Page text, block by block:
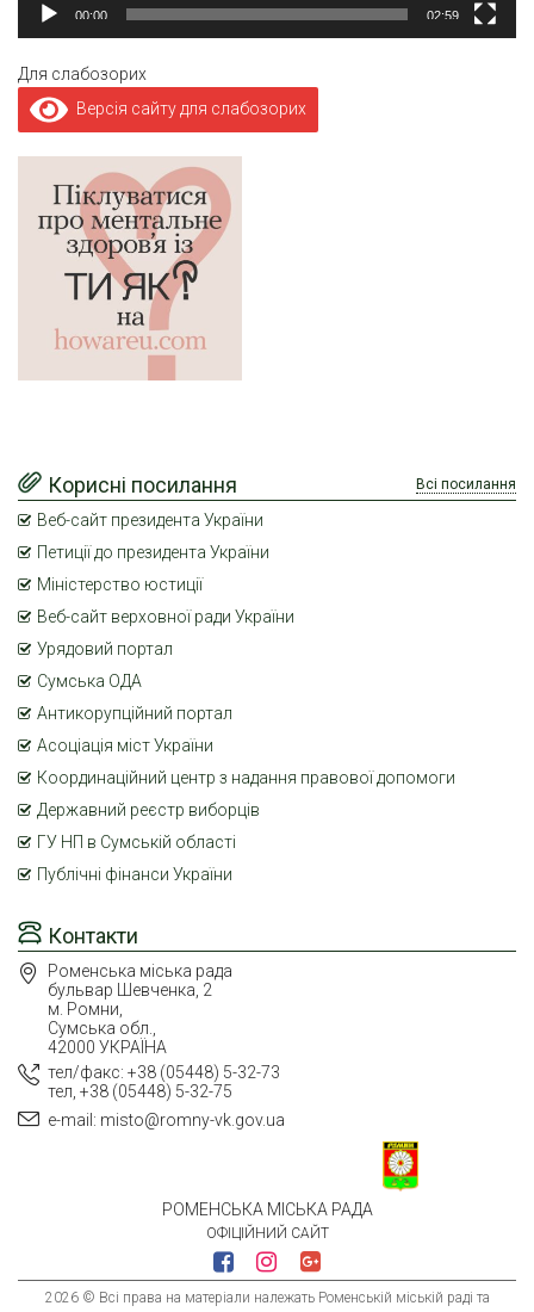
00:00 02:59
Для слабозорих
Версія сайту для слабозорих
РОМЕНСЬКА МІСЬКА РАДА
ОФІЦІЙНИЙ САЙТ
2026 © Всі права на матеріали належать Роменській міській раді та
Контакти
Роменська міська рада
бульвар Шевченка, 2
м. Ромни,
Сумська обл.,
42000 УКРАЇНА
тел/факс: +38 (05448) 5-32-73
тел, +38 (05448) 5-32-75
e-mail: misto@romny-vk.gov.ua
Корисні посилання Всі посилання
Веб-сайт президента України
Петиції до президента України
Міністерство юстиції
Веб-сайт верховної ради України
Урядовий портал
Сумська ОДА
Антикорупційний портал
Асоціація міст України
Координаційний центр з надання правової допомоги
Державний реєстр виборців
ГУ НП в Сумській області
Публічні фінанси України